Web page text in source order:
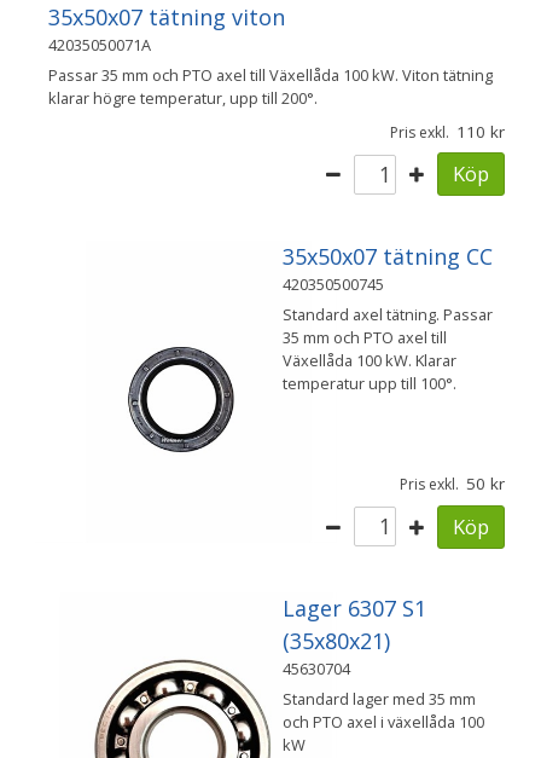
35x50x07 tätning viton
42035050071A
Passar 35 mm och PTO axel till Växellåda 100 kW. Viton tätning
klarar högre temperatur, upp till 200°.
Pris exkl. 110
Köp
35x50x07 tätning CC
420350500745
Standard axel tätning. Passar
35 mm och PTO axel till
Växellåda 100 kW. Klarar
temperatur upp till 100°.
Pris exkl. 50
Köp
Lager 6307 S1
(35x80x21)
45630704
Standard lager med 35 mm
och PTO axel i växellåda 100
kW